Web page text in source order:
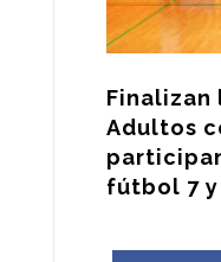
Finalizan
Adultos
fútbol 7